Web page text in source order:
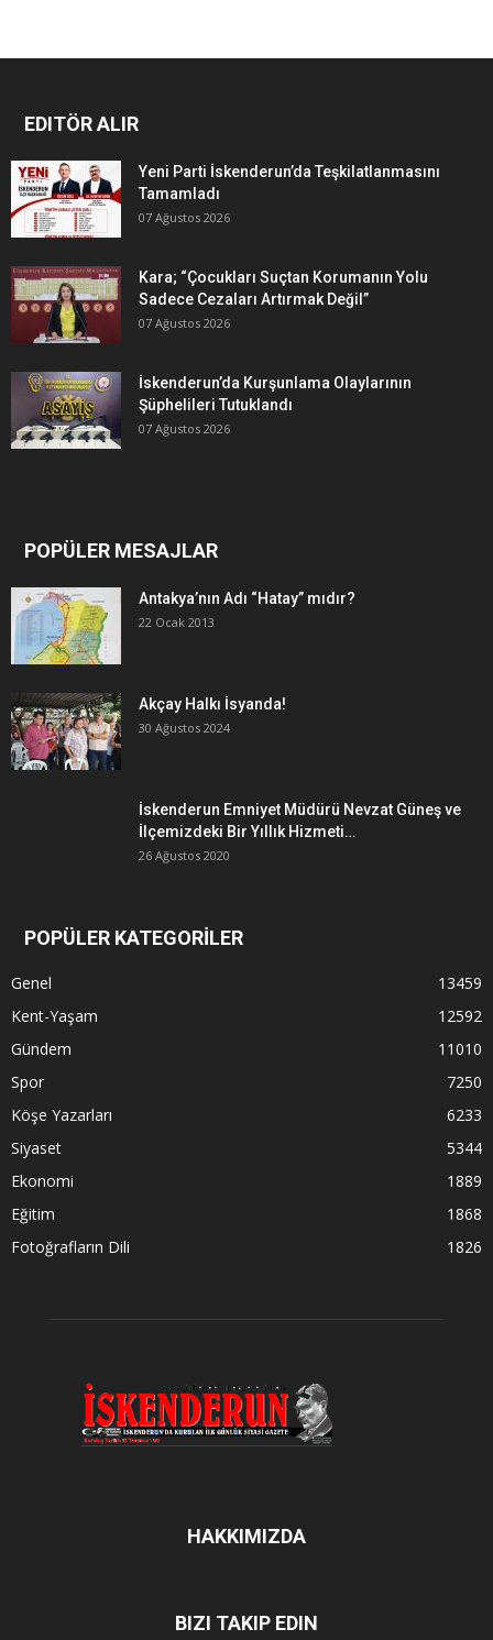
EDITÖR ALIR
Yeni Parti İskenderun’da Teşkilatlanmasını
Tamamladı
07 Ağustos 2026
Kara; “Çocukları Suçtan Korumanın Yolu
Sadece Cezaları Artırmak Değil”
07 Ağustos 2026
İskenderun’da Kurşunlama Olaylarının
Şüphelileri Tutuklandı
07 Ağustos 2026
POPÜLER MESAJLAR
Antakya’nın Adı “Hatay” mıdır?
22 Ocak 2013
Akçay Halkı İsyanda!
30 Ağustos 2024
İskenderun Emniyet Müdürü Nevzat Güneş ve
İlçemizdeki Bir Yıllık Hizmeti…
26 Ağustos 2020
POPÜLER KATEGORİLER
Genel
13459
Kent-Yaşam
12592
Gündem
11010
Spor
7250
Köşe Yazarları
6233
Siyaset
5344
Ekonomi
1889
Eğitim
1868
Fotoğrafların Dili
1826
HAKKIMIZDA
BIZI TAKIP EDIN